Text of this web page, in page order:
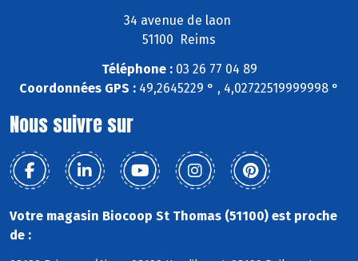
34 avenue de laon
51100 Reims
Téléphone :03 26 77 04 89
Coordonnées GPS : 49,2645229 ° , 4,02722519999998 °
Nous suivre sur
Votre magasin Biocoop St Thomas (51100) est proche
de :